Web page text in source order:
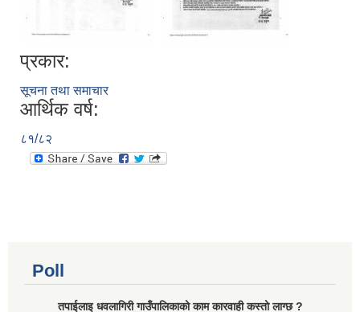
प्रकार:
सूचना तथा समाचार
आर्थिक वर्ष:
८१/८२
Poll
तपाईलाइ धवलागिरी गाउँपालिकाको काम कारवाही कस्तो लाग्छ ?